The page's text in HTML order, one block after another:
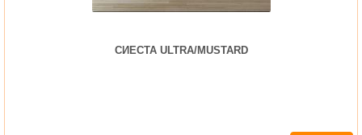
СИЕСТА ULTRA/MUSTARD